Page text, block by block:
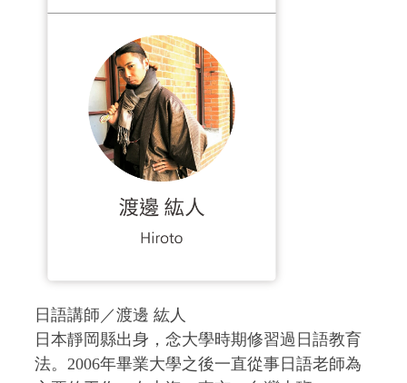
日語講師／渡邊 紘人
日本靜岡縣出身，念大學時期修習過日語教育
法。2006年畢業大學之後一直從事日語老師為